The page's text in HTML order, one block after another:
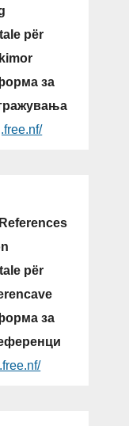
për
за
për
за